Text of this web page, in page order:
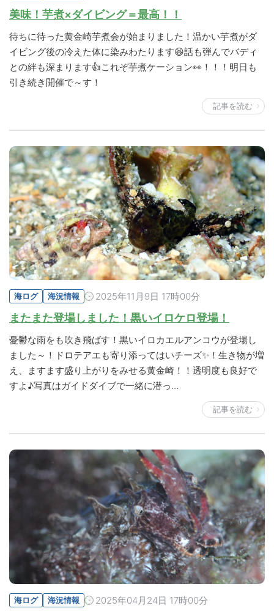
美味！芋煮×ダイビング＝最高！！
待ちに待った黄金崎芋煮会が始まりました！温かい芋煮がダ
イビング後の冷えた体に染みわたります😆話も弾んでバディ
との絆も深まります👍これぞ芋煮ケーション👀！！！明日も
引き続き開催で～す！
記事を読む
海ログ 海況情報 2025年11月9日 17時00分
またまた登場しました！黒いイロケロ登場！
憂鬱な雨をも吹き飛ばす！黒いイロカエルアンコウが登場し
ました～！ドロテアエも寄り添ってはいチーズ✨！生き物が増
え、ますます盛り上がりをみせる黄金崎！！透明度も良好で
すよ♪写真はガイドダイブで一緒に潜っ…
記事を読む
海ログ 海況情報 2025年04月24日 17時00分